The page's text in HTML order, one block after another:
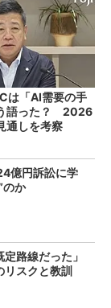
は「AI需要の手
語った？ 2026
通しを考察
億円訴訟に学
のか
路線だった」
スクと教訓